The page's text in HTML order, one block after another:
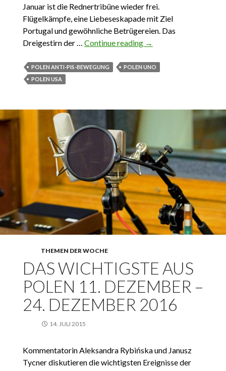
Januar ist die Rednertribüne wieder frei.
Flügelkämpfe, eine Liebeseskapade mit Ziel
Portugal und gewöhnliche Betrügereien. Das
Dreigestirn der … Continue reading Das Wichtigste aus
Januar 2017
→
POLEN ANTI-PIS-BEWEGUNG
POLEN UNO
POLEN USA
THEMEN DER WOCHE
DAS WICHTIGSTE AUS
POLEN 11. DEZEMBER –
24. DEZEMBER 2016
14. JULI 2015
Kommentatorin Aleksandra Rybińska und Janusz
Tycner diskutieren die wichtigsten Ereignisse der